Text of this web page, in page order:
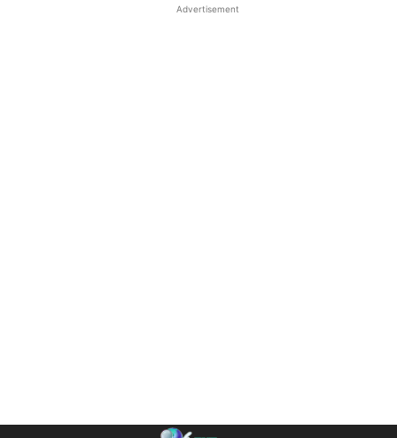
Advertisement